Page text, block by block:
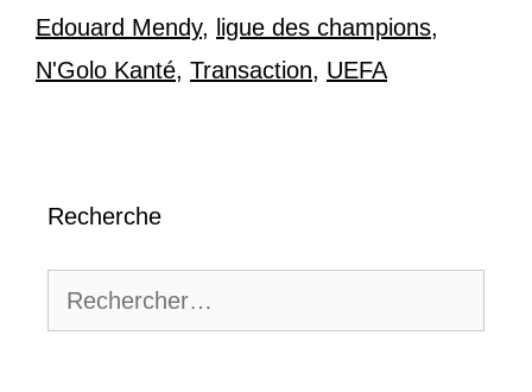
Edouard Mendy, ligue des champions,
N'Golo Kanté, Transaction, UEFA
Recherche